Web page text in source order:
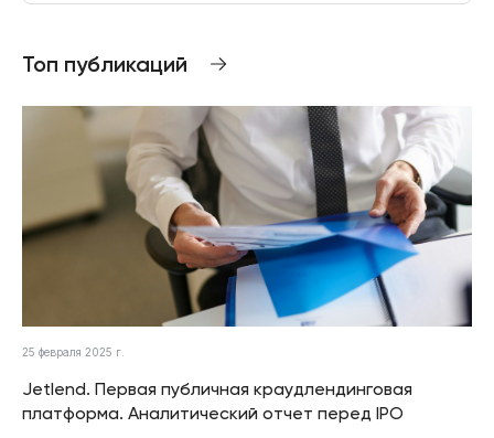
Топ публикаций
25 февраля 2025 г.
Jetlend. Первая публичная краудлендинговая
платформа. Аналитический отчет перед IPO